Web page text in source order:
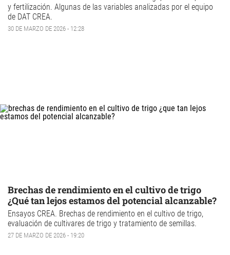
y fertilización. Algunas de las variables analizadas por el equipo
de DAT CREA.
30 DE MARZO DE 2026 - 12:28
Brechas de rendimiento en el cultivo de trigo
¿Qué tan lejos estamos del potencial alcanzable?
Ensayos CREA. Brechas de rendimiento en el cultivo de trigo,
evaluación de cultivares de trigo y tratamiento de semillas.
27 DE MARZO DE 2026 - 19:20